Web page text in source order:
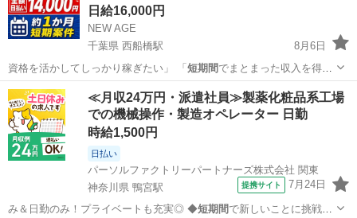
日給16,000円
NEW AGE
千葉県 西船橋駅
8月6日
資格を活かしてしっかり稼ぎたい」 「短期間でまとまった収入を得た
い」 「日払い…
千葉 船橋市 西船橋駅 軽作業 玉掛け
≪月収24万円・派遣社員≫製薬化粧品系工場
での機械操作・製造オペレーター 日勤
時給1,500円
日払い
パーソルファクトリーパートナーズ株式会社 関東
神奈川県 鴨宮駅
提携サイト 7月24日
み＆日勤のみ！プライベートも充実◎ ◆短期間 で新しいことに挑戦し